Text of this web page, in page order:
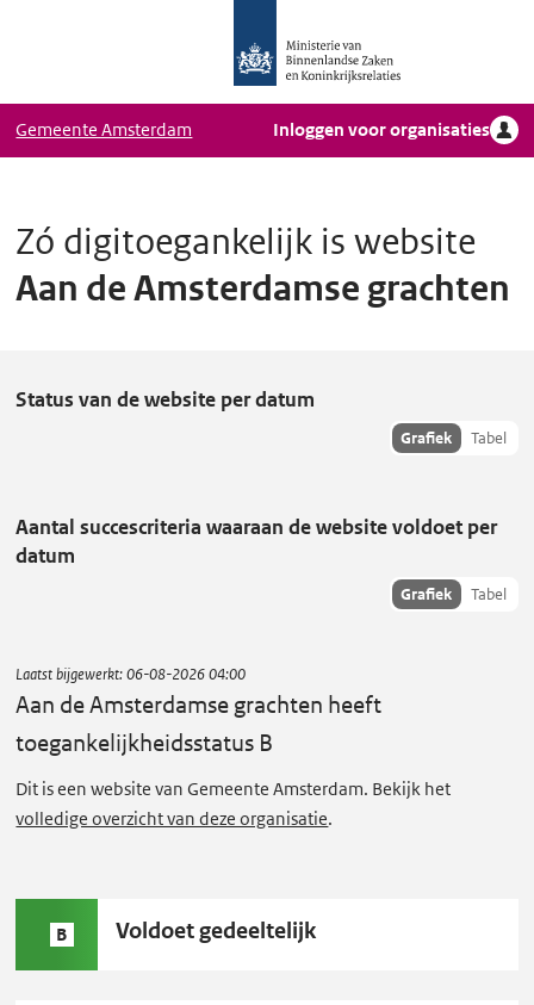
Ministerie
van
Binnenlandse
Zaken
en
Homepage
DigiToegankelijk
Gemeente Amsterdam Inloggen voor organisaties
Zó digitoegankelijk is website
Aan de Amsterdamse grachten
A
e
A
t
e
r
a
m
e
r
Status van de website per datum
Toon
Grafiek Tabel
Aantal succescriteria waaraan de website voldoet per
datum
Toon
Grafiek Tabel
Laatst bijgewerkt:06-08-2026 04:00
Aan de Amsterdamse grachten heeft
toegankelijkheidsstatus B
Dit is een website van Gemeente Amsterdam. Bekijk het
volledige overzicht van deze organisatie.
Status
Voldoet gedeeltelijk
B